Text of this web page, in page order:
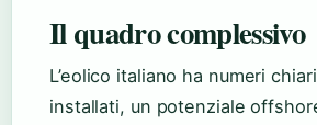
Il quadro complessivo
L’eolico italiano ha numeri
installati, un potenziale